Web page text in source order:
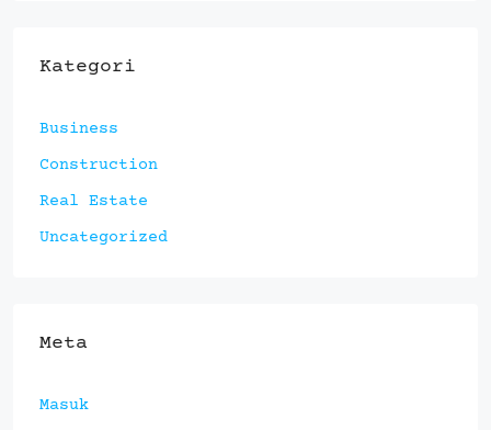
Kategori
Business
Construction
Real Estate
Uncategorized
Meta
Masuk